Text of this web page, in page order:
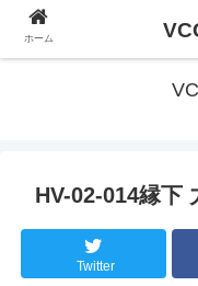
HV-02-014縁下
Twitter
ホーム